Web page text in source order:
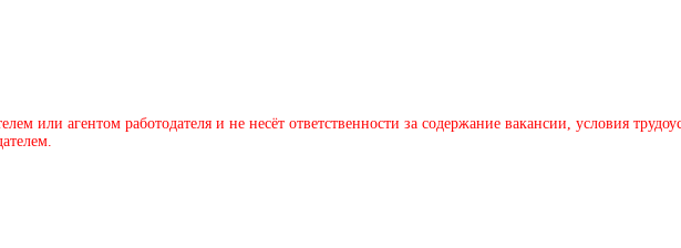
или агентом работодателя и не несёт ответственности за содержание вакансии, условия